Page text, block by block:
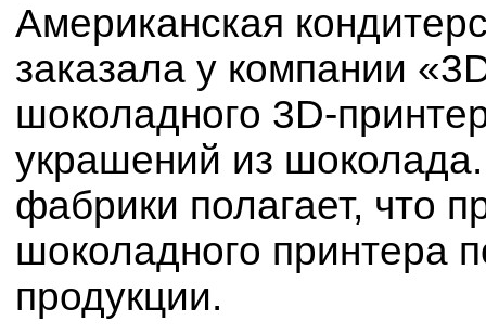
Американская
заказала у компании
шоколадного 3D-
украшений из
фабрики полагает, что
шоколадного принтера
продукции.